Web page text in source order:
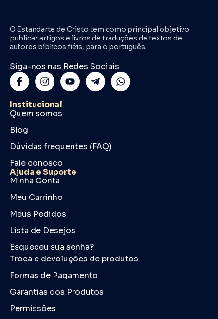
O Estandarte de Cristo tem como principal objetivo
publicar artigos e livros de traduções de textos de
autores bíblicos fiéis, para o português.
Siga-nos nas Redes Sociais
Institucional
Quem somos
Blog
Dúvidas frequentes (FAQ)
Fale conosco
Ajuda e Suporte
Minha Conta
Meu Carrinho
Meus Pedidos
Lista de Desejos
Esqueceu sua senha?
Troca e devoluções de produtos
Formas de Pagamento
Garantias dos Produtos
Permissões